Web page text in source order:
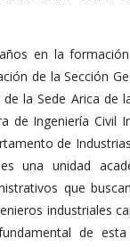
en la
de la Sección
la Sede Arica de
de Ingeniería Civil
de
una unidad
que
industriales
de